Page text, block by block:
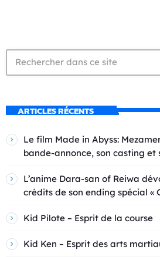
ARTICLES RÉCENTS
Le film Made in Abyss:
bande-annonce, son casting et
L’anime Dara-san of Reiwa
crédits de son ending spécial «
Kid Pilote – Esprit de la course
Kid Ken – Esprit des arts